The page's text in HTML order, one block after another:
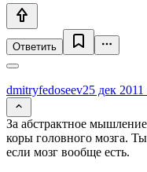
Ответить
dmitryfedoseev25 дек
За абстрактное
коры головного мозга.
если мозг вообще есть.